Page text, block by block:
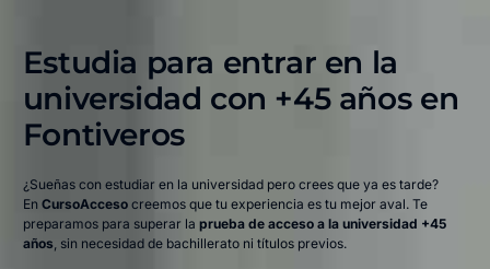
Estudia para entrar en la
universidad con +45 años en
Fontiveros​
¿Sueñas con estudiar en la universidad pero crees que ya es tarde?
En CursoAccesocreemos que tu experiencia es tu mejor aval. Te
preparamos para superar la prueba de acceso a la universidad +45
años, sin necesidad de bachillerato ni títulos previos.